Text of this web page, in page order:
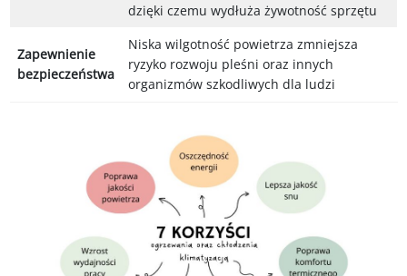
dzięki czemu wydłuża żywotność sprzętu
Zapewnienie
bezpieczeństwa
Niska wilgotność powietrza zmniejsza
ryzyko rozwoju pleśni oraz innych
organizmów szkodliwych dla ludzi